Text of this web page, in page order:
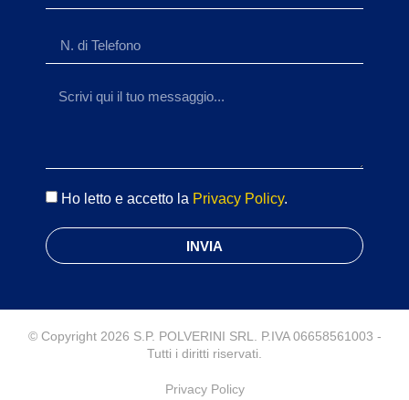
Ho letto e accetto la Privacy Policy.
INVIA
© Copyright 2026 S.P. POLVERINI SRL. P.IVA 06658561003 -
Tutti i diritti riservati.
Privacy Policy